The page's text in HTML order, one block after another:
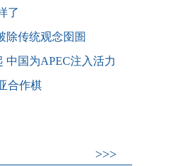
了
除传统观念囹圄
中国为APEC注入活力
合作棋
>>>